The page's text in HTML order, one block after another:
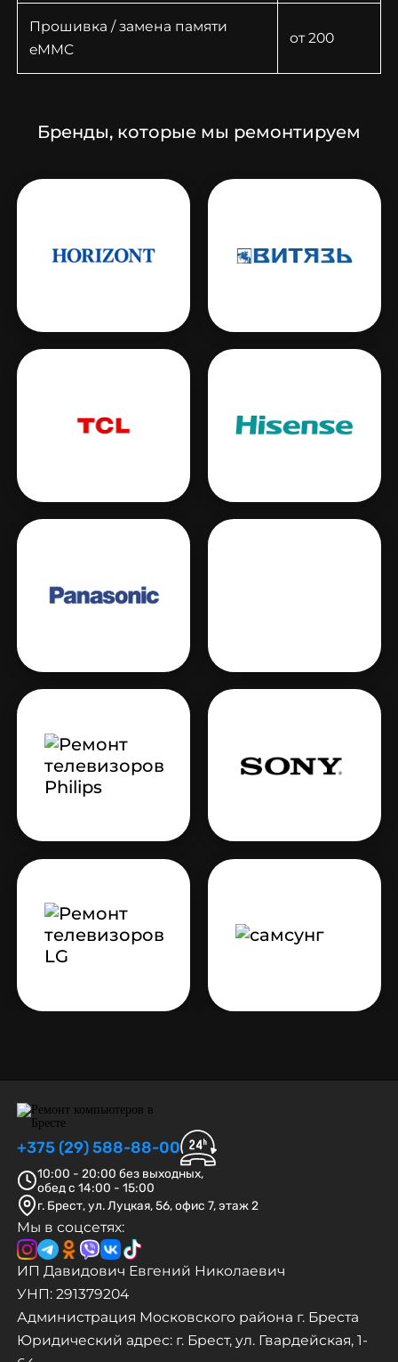
Прошивка / замена памяти
eMMC
от 200
Бренды, которые мы ремонтируем
+375 (29) 588-88-00
10:00 - 20:00 без выходных,
обед с 14:00 - 15:00
г. Брест, ул. Луцкая, 56, офис 7, этаж 2
Мы в соцсетях:
ИП Давидович Евгений Николаевич
УНП: 291379204
Администрация Московского района г. Бреста
Юридический адрес: г. Брест, ул. Гвардейская, 1-